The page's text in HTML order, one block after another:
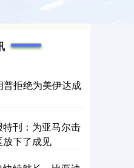
拒绝为美伊达成
刊：为亚马尔击
下了成见